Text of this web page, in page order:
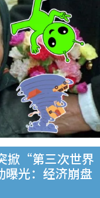
掀“第三次世界
光：经济崩盘